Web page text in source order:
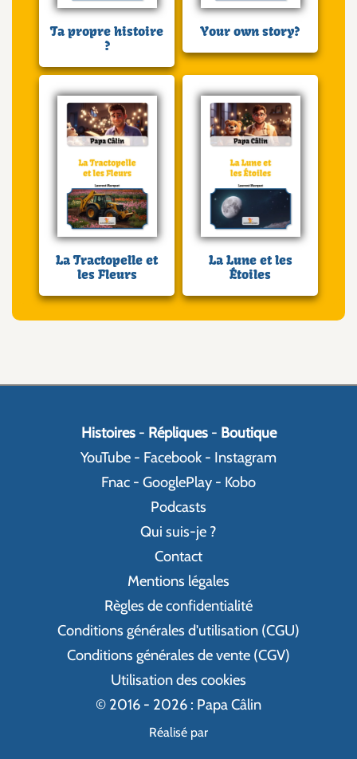
Ta propre histoire
?
Your own story?
La Tractopelle et
les Fleurs
La Lune et les
Étoiles
Histoires- Répliques- Boutique
YouTube - Facebook - Instagram
Fnac - GooglePlay - Kobo
Podcasts
Qui suis-je ?
Contact
Mentions légales
Règles de confidentialité
Conditions générales d'utilisation (CGU)
Conditions générales de vente (CGV)
Utilisation des cookies
© 2016 - 2026 : Papa Câlin
Réalisé par